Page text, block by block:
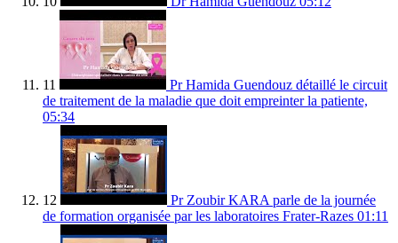
11
Pr Hamida Guendouz détaillé le circuit
de traitement de la maladie que doit empreinter la patiente,
05:34
12
Pr Zoubir KARA parle de la journée
de formation organisée par les laboratoires Frater-Razes 01:11